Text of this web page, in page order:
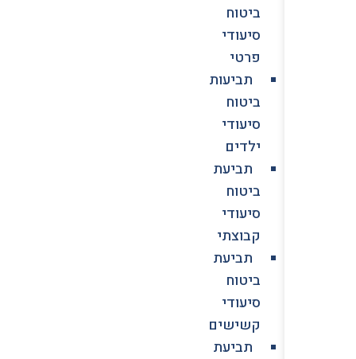
ביטוח
סיעודי
פרטי
תביעות
ביטוח
סיעודי
ילדים
תביעת
ביטוח
סיעודי
קבוצתי
תביעת
ביטוח
סיעודי
קשישים
תביעת